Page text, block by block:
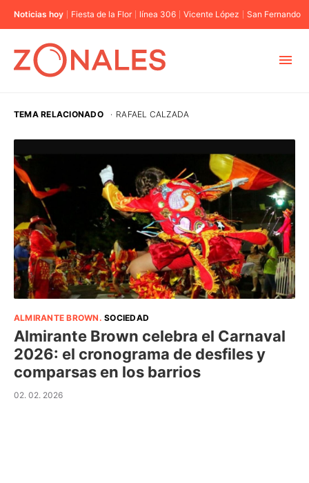
Noticias hoy Fiesta de la Flor línea 306 Vicente López San Fernando
CABA
BUENOS AIRES
PROVINCIAS
ELECCIONES 2023
TEMA RELACIONADO · RAFAEL CALZADA
ALMIRANTE BROWN .SOCIEDAD
Almirante Brown celebra el Carnaval
2026: el cronograma de desfiles y
comparsas en los barrios
02. 02. 2026